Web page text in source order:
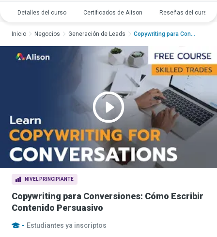
Detalles del curso Certificados de Alison Reseñas del curso
NIVEL PRINCIPIANTE
Copywriting para Conversiones: Cómo Escribir
Contenido Persuasivo
- Estudiantes ya inscriptos
Inicio Negocios Generación de Leads Copywriting para Conv...